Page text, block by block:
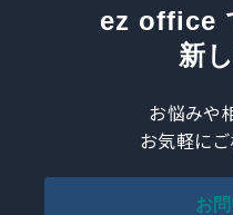
ez office
新
お悩みや
お気軽にご
お